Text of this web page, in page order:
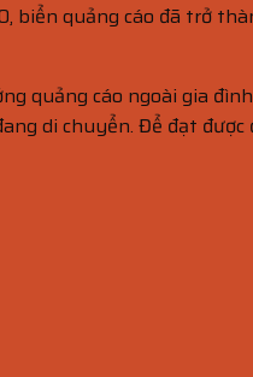
biển quảng cáo đã trở
quảng cáo ngoài gia
di chuyển. Để đạt được